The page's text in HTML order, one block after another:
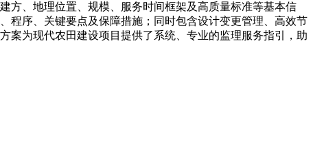
方、地理位置、规模、服务时间框架及高质量标准等基本信
程序、关键要点及保障措施；同时包含设计变更管理、高效节
案为现代农田建设项目提供了系统、专业的监理服务指引，助